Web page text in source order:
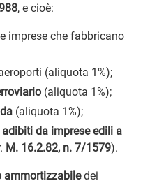
, e cioè:
imprese che fabbricano
(aliquota 1%);
(aliquota 1%);
(aliquota 1%);
da imprese edili a
M. 16.2.82, n. 7/1579).
ammortizzabiledei